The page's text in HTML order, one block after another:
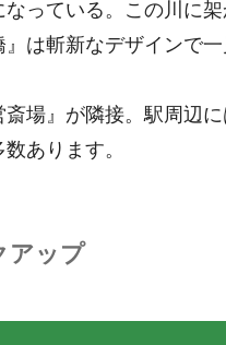
っている。この川に架
』は斬新なデザインで
斎場』が隣接。駅周辺
あります。
アップ